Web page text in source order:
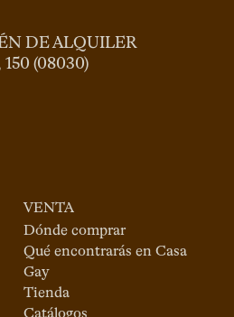
DE ALQUILER
150 (08030)
VENTA
Dónde comprar
Qué encontrarás en Casa
Gay
Tienda
Catálogos